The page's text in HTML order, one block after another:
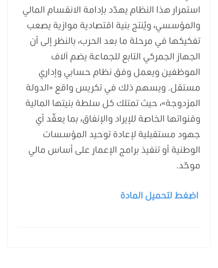
استمرار هذا النظام يهدّد بإدامة الانقسام المالي
والمؤسسي، ويُنتج بنية اقتصادية موازية يصعب
تفكيكها في مرحلة ما بعد الحرب، بالنظر إلى أن
الجهاز الجمركي التابع للجماعة يضم آلاف
الموظفين ويعمل وفق نظام حسابي وإداري
مستقل. ويسهم ذلك في تكريس واقع «الدولة
المزدوجة»، حيث تمتلك كل سلطة بنيتها المالية
وقنواتها الخاصة للإيراد والإنفاق، بما يعقّد أي
جهود مستقبلية لإعادة توحيد المؤسسات
الوطنية أو تنفيذ برامج الإعمار على أساس مالي
موحّد.
اضغط لتحميل المادة